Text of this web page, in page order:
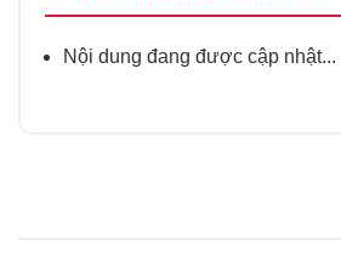
Nội dung đang được cập nhật...